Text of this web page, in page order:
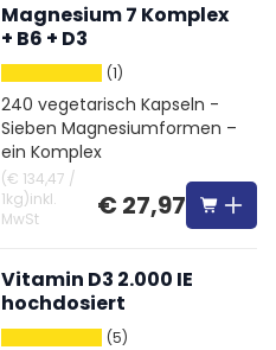
Magnesium 7 Komplex
+ B6 + D3
(1)
240 vegetarisch Kapseln -
Sieben Magnesiumformen –
ein Komplex
(€ 134,47 /
1kg)inkl.
MwSt
€ 27,97
Vitamin D3 2.000 IE
hochdosiert
(5)